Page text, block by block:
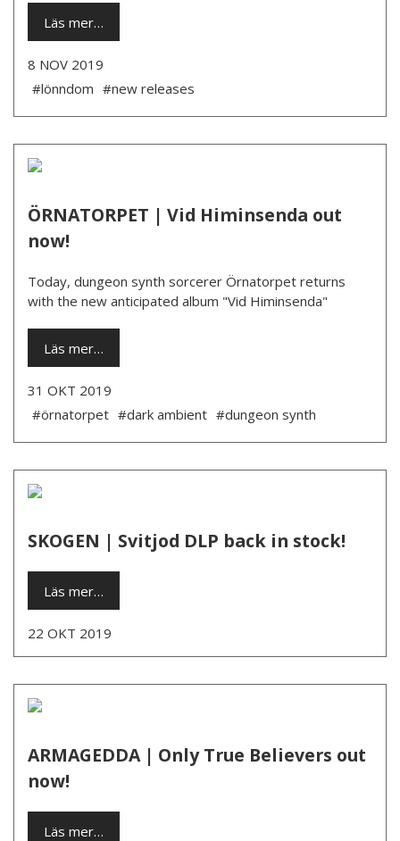
Läs mer…
8 NOV 2019
#lönndom #new releases
ÖRNATORPET | Vid Himinsenda out
now!
Today, dungeon synth sorcerer Örnatorpet returns
with the new anticipated album "Vid Himinsenda"
Läs mer…
31 OKT 2019
#örnatorpet #dark ambient #dungeon synth
SKOGEN | Svitjod DLP back in stock!
Läs mer…
22 OKT 2019
ARMAGEDDA | Only True Believers out
now!
Läs mer…